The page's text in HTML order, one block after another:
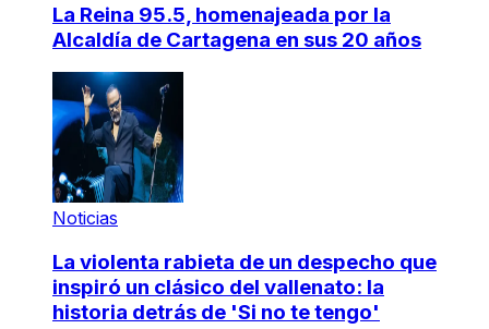
La Reina 95.5, homenajeada por la
Alcaldía de Cartagena en sus 20 años
Noticias
La violenta rabieta de un despecho que
inspiró un clásico del vallenato: la
historia detrás de 'Si no te tengo'